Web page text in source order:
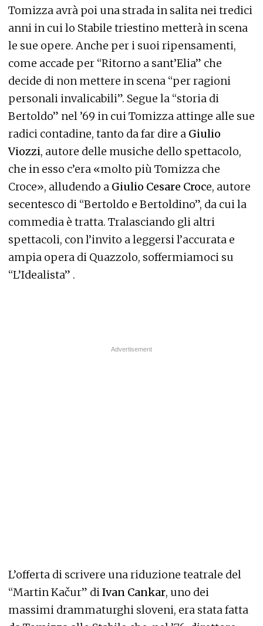
Tomizza avrà poi una strada in salita nei tredici
anni in cui lo Stabile triestino metterà in scena
le sue opere. Anche per i suoi ripensamenti,
come accade per “Ritorno a sant’Elia” che
decide di non mettere in scena “per ragioni
personali invalicabili”. Segue la “storia di
Bertoldo” nel ’69 in cui Tomizza attinge alle sue
radici contadine, tanto da far dire a Giulio
Viozzi, autore delle musiche dello spettacolo,
che in esso c’era «molto più Tomizza che
Croce», alludendo a Giulio Cesare Croce, autore
secentesco di “Bertoldo e Bertoldino”, da cui la
commedia è tratta. Tralasciando gli altri
spettacoli, con l’invito a leggersi l’accurata e
ampia opera di Quazzolo, soffermiamoci su
“L’Idealista” .
L’offerta di scrivere una riduzione teatrale del
“Martin Kačur” diIvan Cankar, uno dei
massimi drammaturghi sloveni, era stata fatta